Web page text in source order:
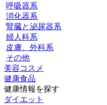
呼吸器系
消化器系
腎臓と泌尿器系
婦人科系
皮膚、外科系
その他
美容コスメ
健康食品
健康情報を探す
ダイエット